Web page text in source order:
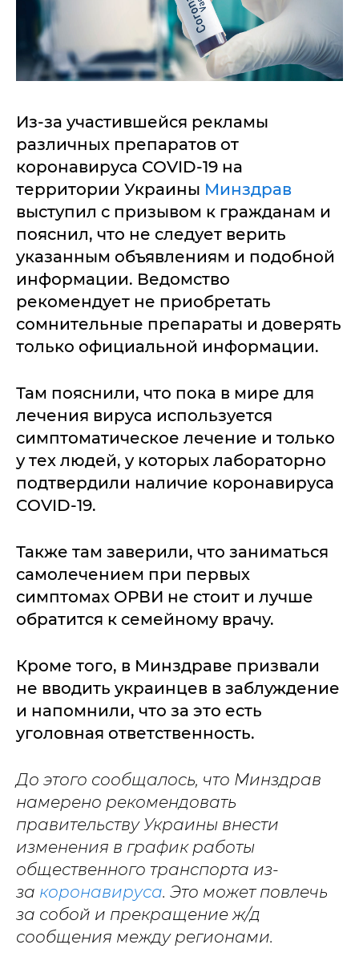
Из-за участившейся рекламы
различных препаратов от
коронавируса COVID-19 на
территории Украины Минздрав
выступил с призывом к гражданам и
пояснил, что не следует верить
указанным объявлениям и подобной
информации. Ведомство
рекомендует не приобретать
сомнительные препараты и доверять
только официальной информации.
Там пояснили, что пока в мире для
лечения вируса используется
симптоматическое лечение и только
у тех людей, у которых лабораторно
подтвердили наличие коронавируса
COVID-19.
Также там заверили, что заниматься
самолечением при первых
симптомах ОРВИ не стоит и лучше
обратится к семейному врачу.
Кроме того, в Минздраве призвали
не вводить украинцев в заблуждение
и напомнили, что за это есть
уголовная ответственность.
До этого сообщалось, что Минздрав
намерено рекомендовать
правительству Украины внести
изменения в график работы
общественного транспорта из-
за коронавируса. Это может повлечь
за собой и прекращение ж/д
сообщения между регионами.